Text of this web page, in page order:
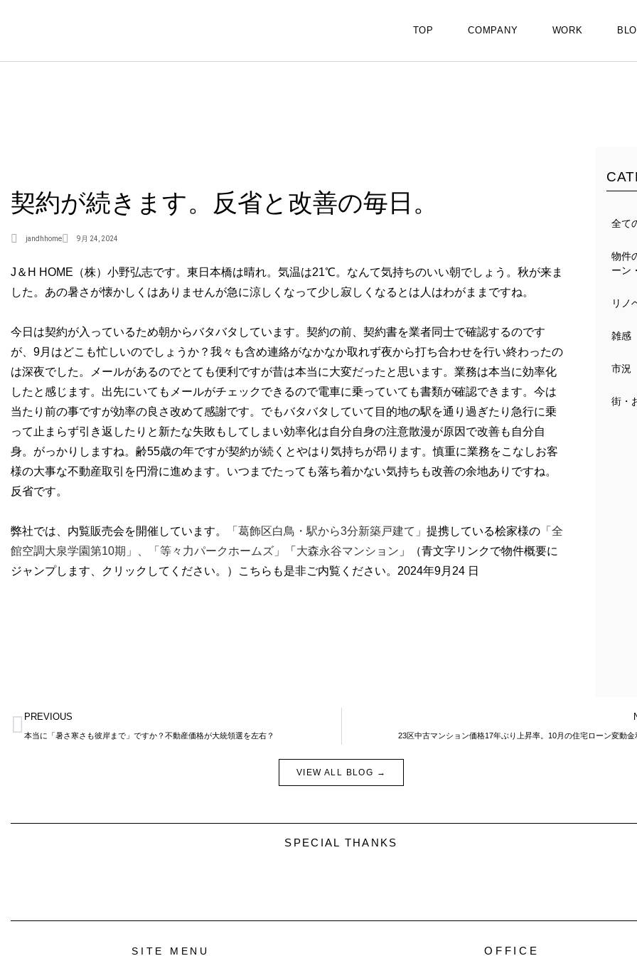
TOP COMPANY WORK
契約が続きます。反省と改善の毎日。
jandhhome 9月 24, 2024
J＆H HOME（株）小野弘志です。東日本橋は晴れ。気温は21℃。なんて気持ちのいい朝でしょう。秋が来ま
した。あの暑さが懐かしくはありませんが急に涼しくなって少し寂しくなるとは人はわがままですね。
今日は契約が入っているため朝からバタバタしています。契約の前、契約書を業者同士で確認するのです
が、9月はどこも忙しいのでしょうか？我々も含め連絡がなかなか取れず夜から打ち合わせを行い終わったの
は深夜でした。メールがあるのでとても便利ですが昔は本当に大変だったと思います。業務は本当に効率化
したと感じます。出先にいてもメールがチェックできるので電車に乗っていても書類が確認できます。今は
当たり前の事ですが効率の良さ改めて感謝です。でもバタバタしていて目的地の駅を通り過ぎたり急行に乗
って止まらず引き返したりと新たな失敗もしてしまい効率化は自分自身の注意散漫が原因で改善も自分自
身。がっかりしますね。齢55歳の年ですが契約が続くとやはり気持ちが昂ります。慎重に業務をこなしお客
様の大事な不動産取引を円滑に進めます。いつまでたっても落ち着かない気持ちも改善の余地ありですね。
反省です。
弊社では、内覧販売会を開催しています。 「葛飾区白鳥・駅から3分新築戸建て」 提携している桧家様の 「全
館空調大泉学園第10期」、
「等々力パークホームズ」 「 大森永谷マンション 」（青文字リンクで物件概要に
ジャンプします、クリックしてください。）こちらも是非ご内覧ください。2024年9月24 日
全て
物件
ーン
リノ
雑感
市況
街・
Prev
PREVIOUS
本当に「暑さ寒さも彼岸まで」ですか？不動産価格が大統領選を左右？ 23区中古マンション価格17年ぶり上昇率。10月の住宅ローン変動金
VIEW ALL BLOG →
SPECIAL THANKS
SITE MENU OFFICE